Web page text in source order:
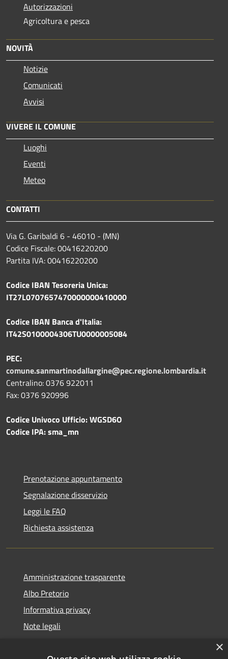
Autorizzazioni
Agricoltura e pesca
NOVITÀ
Notizie
Comunicati
Avvisi
VIVERE IL COMUNE
Luoghi
Eventi
Meteo
CONTATTI
Via G. Garibaldi 6 - 46010 - (MN)
Codice Fiscale: 00416220200
Partita IVA: 00416220200
Codice IBAN Tesoreria Unica:
IT27L0707657470000000410000
Codice IBAN Banca d'Italia:
IT42S0100004306TU0000005084
PEC:
comune.sanmartinodallargine@pec.regione.lombardia.it
Centralino: 0376 922011
Fax: 0376 920996
Codice Univoco Ufficio: WGSD6O
Codice IPA: sma_mn
Prenotazione appuntamento
Segnalazione disservizio
Leggi le FAQ
Richiesta assistenza
Amministrazione trasparente
Albo Pretorio
Informativa privacy
Note legali
×